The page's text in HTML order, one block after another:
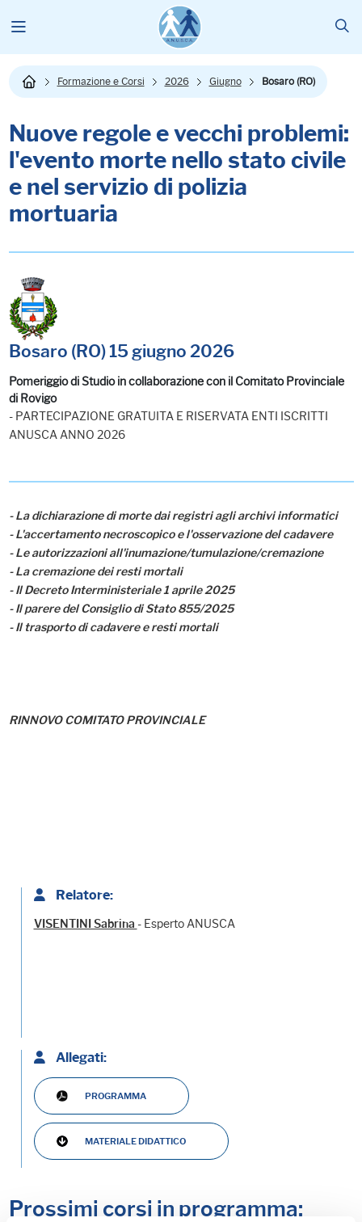
Formazione e Corsi 2026 Giugno Bosaro (RO)
Nuove regole e vecchi problemi:
l'evento morte nello stato civile
e nel servizio di polizia
mortuaria
Bosaro (RO) 15 giugno 2026
Pomeriggio di Studio in collaborazione con il Comitato Provinciale
di Rovigo
- PARTECIPAZIONE GRATUITA E RISERVATA ENTI ISCRITTI
ANUSCA ANNO 2026
- La dichiarazione di morte dai registri agli archivi informatici
- L'accertamento necroscopico e l'osservazione del cadavere
- Le autorizzazioni all'inumazione/tumulazione/cremazione
- La cremazione dei resti mortali
- Il Decreto Interministeriale 1 aprile 2025
- Il parere del Consiglio di Stato 855/2025
- Il trasporto di cadavere e resti mortali
RINNOVO COMITATO PROVINCIALE
Relatore:
VISENTINI Sabrina - Esperto ANUSCA
Allegati:
PROGRAMMA
MATERIALE DIDATTICO
Prossimi corsi in programma: